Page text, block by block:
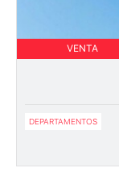
VENTA
DEPARTAMENTOS